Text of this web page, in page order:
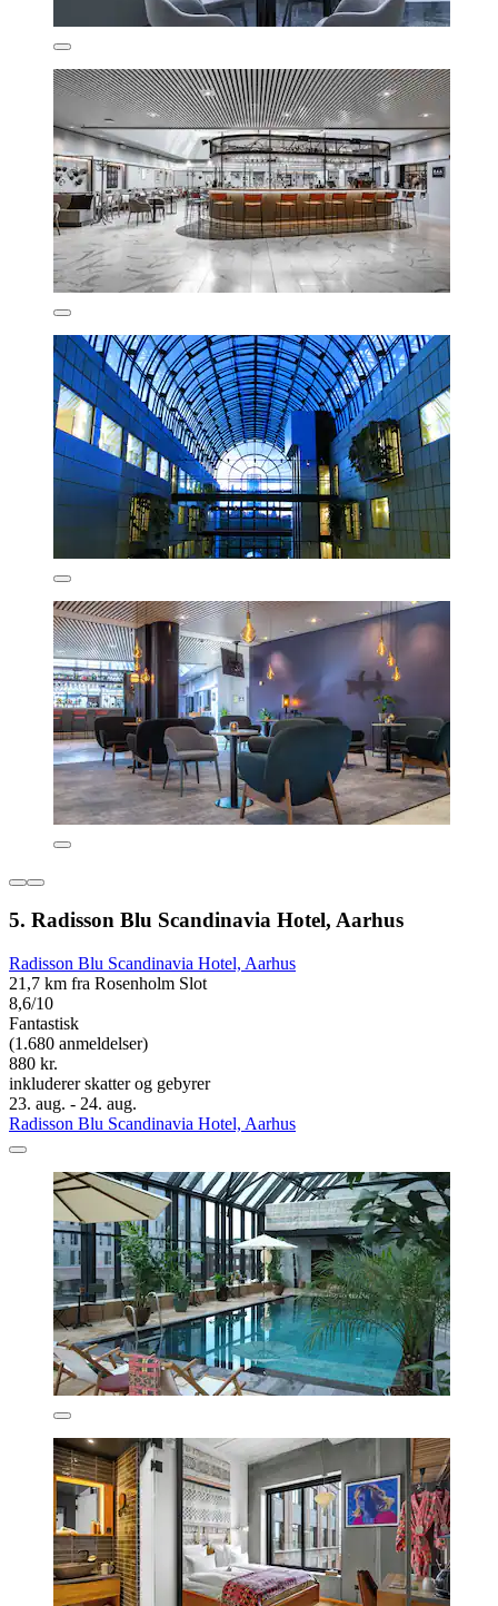
5. Radisson Blu Scandinavia Hotel, Aarhus
Radisson Blu Scandinavia Hotel, Aarhus
21,7 km fra Rosenholm Slot
8,6/10
Fantastisk
(1.680 anmeldelser)
880 kr.
inkluderer skatter og gebyrer
23. aug. - 24. aug.
Radisson Blu Scandinavia Hotel, Aarhus